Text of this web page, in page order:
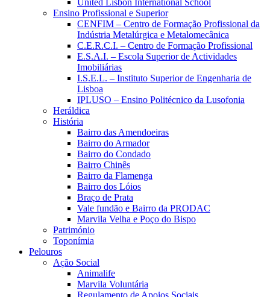
United Lisbon International School
Ensino Profissional e Superior
CENFIM – Centro de Formação Profissional da
Indústria Metalúrgica e Metalomecânica
C.E.R.C.I. – Centro de Formação Profissional
E.S.A.I. – Escola Superior de Actividades
Imobiliárias
I.S.E.L. – Instituto Superior de Engenharia de
Lisboa
IPLUSO – Ensino Politécnico da Lusofonia
Heráldica
História
Bairro das Amendoeiras
Bairro do Armador
Bairro do Condado
Bairro Chinês
Bairro da Flamenga
Bairro dos Lóios
Braço de Prata
Vale fundão e Bairro da PRODAC
Marvila Velha e Poço do Bispo
Património
Toponímia
Pelouros
Ação Social
Animalife
Marvila Voluntária
Regulamento de Apoios Sociais